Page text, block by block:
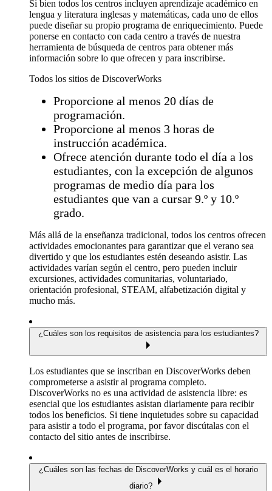
Si bien todos los centros incluyen aprendizaje académico en
lengua y literatura inglesas y matemáticas, cada uno de ellos
puede diseñar su propio programa de enriquecimiento. Puede
ponerse en contacto con cada centro a través de nuestra
herramienta de búsqueda de centros para obtener más
información sobre lo que ofrecen y para inscribirse.
Todos los sitios de DiscoverWorks
Proporcione al menos 20 días de
programación.
Proporcione al menos 3 horas de
instrucción académica.
Ofrece atención durante todo el día a los
estudiantes, con la excepción de algunos
programas de medio día para los
estudiantes que van a cursar 9.º y 10.º
grado.
Más allá de la enseñanza tradicional, todos los centros ofrecen
actividades emocionantes para garantizar que el verano sea
divertido y que los estudiantes estén deseando asistir. Las
actividades varían según el centro, pero pueden incluir
excursiones, actividades comunitarias, voluntariado,
orientación profesional, STEAM, alfabetización digital y
mucho más.
¿Cuáles son los requisitos de asistencia para los estudiantes?
Los estudiantes que se inscriban en DiscoverWorks deben
comprometerse a asistir al programa completo.
DiscoverWorks no es una actividad de asistencia libre: es
esencial que los estudiantes asistan diariamente para recibir
todos los beneficios. Si tiene inquietudes sobre su capacidad
para asistir a todo el programa, por favor discútalas con el
contacto del sitio antes de inscribirse.
¿Cuáles son las fechas de DiscoverWorks y cuál es el horario
diario?